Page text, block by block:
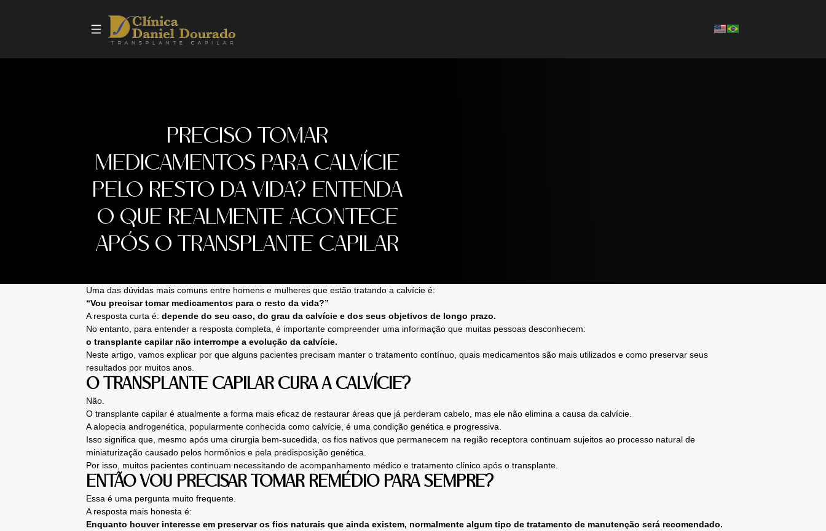
PRECISO TOMAR
MEDICAMENTOS PARA CALVÍCIE
PELO RESTO DA VIDA? ENTENDA
O QUE REALMENTE ACONTECE
APÓS O TRANSPLANTE CAPILAR
Uma das dúvidas mais comuns entre homens e mulheres que estão tratando a calvície é:
“Vou precisar tomar medicamentos para o resto da vida?”
A resposta curta é:depende do seu caso, do grau da calvície e dos seus objetivos de longo prazo.
No entanto, para entender a resposta completa, é importante compreender uma informação que muitas pessoas desconhecem:
o transplante capilar não interrompe a evolução da calvície.
Neste artigo, vamos explicar por que alguns pacientes precisam manter o tratamento contínuo, quais medicamentos são mais utilizados e como preservar seus
resultados por muitos anos.
O TRANSPLANTE CAPILAR CURA A CALVÍCIE?
Não.
O transplante capilar é atualmente a forma mais eficaz de restaurar áreas que já perderam cabelo, mas ele não elimina a causa da calvície.
A alopecia androgenética, popularmente conhecida como calvície, é uma condição genética e progressiva.
Isso significa que, mesmo após uma cirurgia bem-sucedida, os fios nativos que permanecem na região receptora continuam sujeitos ao processo natural de
miniaturização causado pelos hormônios e pela predisposição genética.
Por isso, muitos pacientes continuam necessitando de acompanhamento médico e tratamento clínico após o transplante.
ENTÃO VOU PRECISAR TOMAR REMÉDIO PARA SEMPRE?
Essa é uma pergunta muito frequente.
A resposta mais honesta é:
Enquanto houver interesse em preservar os fios naturais que ainda existem, normalmente algum tipo de tratamento de manutenção será recomendado.